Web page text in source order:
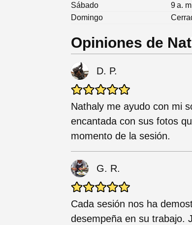
Sábado
9 a.
Domingo
Opiniones de
D. P.
Nathaly me ayudo con mi
encantada con sus fotos
momento de la sesión.
G. R.
Cada sesión nos ha
desempeña en su trabajo.